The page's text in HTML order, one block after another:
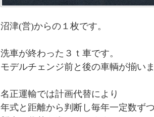
沼津(営)からの１枚です。
洗車が終わった３ｔ車です。
モデルチェンジ前と後の車輌が揃い
名正運輸では計画代替により
年式と距離から判断し毎年一定数ず